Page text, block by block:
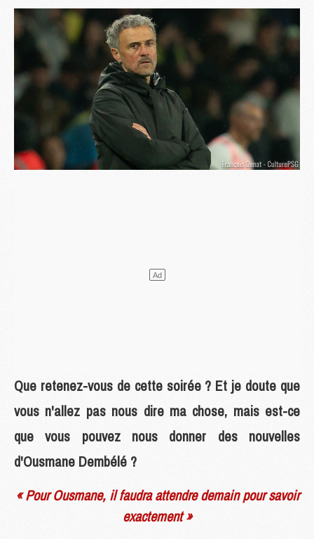
Que retenez-vous de cette soirée ? Et je doute que
vous n'allez pas nous dire ma chose, mais est-ce
que vous pouvez nous donner des nouvelles
d'Ousmane Dembélé ?
« Pour Ousmane, il faudra attendre demain pour savoir
exactement »